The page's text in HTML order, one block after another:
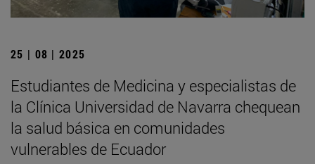
25 | 08 | 2025
Estudiantes de Medicina y especialistas de
la Clínica Universidad de Navarra chequean
la salud básica en comunidades
vulnerables de Ecuador